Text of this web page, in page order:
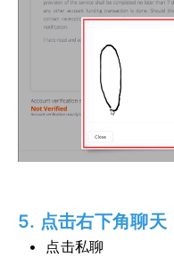
5. 点击右下角聊天
点击私聊